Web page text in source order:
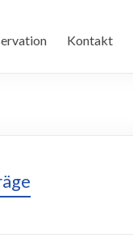
Kontakt